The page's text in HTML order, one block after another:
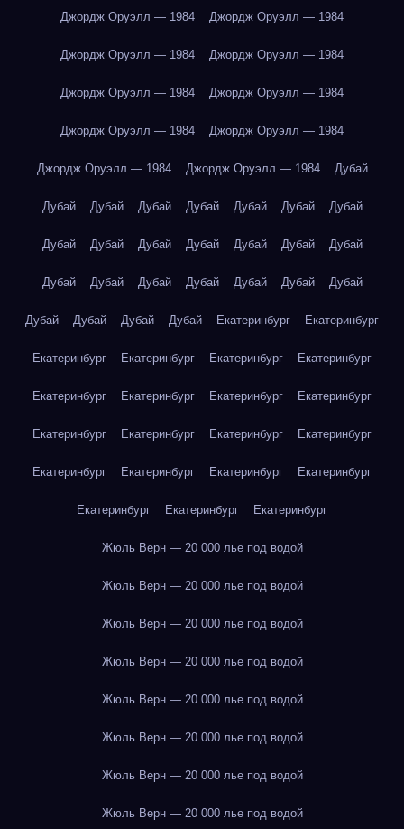
Джордж Оруэлл — 1984 Джордж Оруэлл — 1984
Джордж Оруэлл — 1984 Джордж Оруэлл — 1984
Джордж Оруэлл — 1984 Джордж Оруэлл — 1984
Джордж Оруэлл — 1984 Джордж Оруэлл — 1984
Джордж Оруэлл — 1984 Джордж Оруэлл — 1984 Дубай
Дубай Дубай Дубай Дубай Дубай Дубай Дубай
Дубай Дубай Дубай Дубай Дубай Дубай Дубай
Дубай Дубай Дубай Дубай Дубай Дубай Дубай
Дубай Дубай Дубай Дубай Екатеринбург Екатеринбург
Екатеринбург Екатеринбург Екатеринбург Екатеринбург
Екатеринбург Екатеринбург Екатеринбург Екатеринбург
Екатеринбург Екатеринбург Екатеринбург Екатеринбург
Екатеринбург Екатеринбург Екатеринбург Екатеринбург
Екатеринбург Екатеринбург Екатеринбург
Жюль Верн — 20 000 лье под водой
Жюль Верн — 20 000 лье под водой
Жюль Верн — 20 000 лье под водой
Жюль Верн — 20 000 лье под водой
Жюль Верн — 20 000 лье под водой
Жюль Верн — 20 000 лье под водой
Жюль Верн — 20 000 лье под водой
Жюль Верн — 20 000 лье под водой